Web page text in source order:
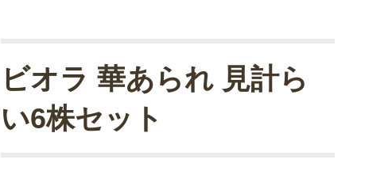
ビオラ 華あられ 見計ら
い6株セット